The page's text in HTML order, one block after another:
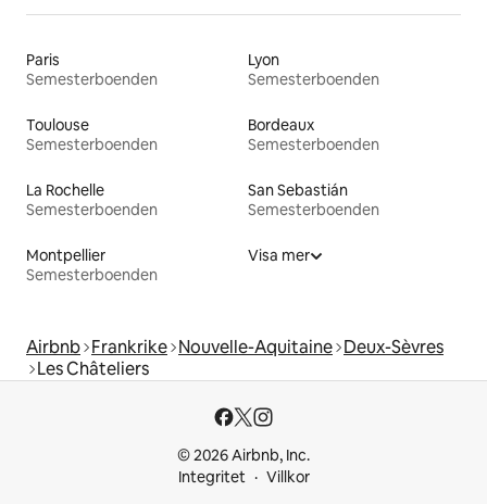
Paris
Semesterboenden
Lyon
Semesterboenden
Toulouse
Semesterboenden
Bordeaux
Semesterboenden
La Rochelle
Semesterboenden
San Sebastián
Semesterboenden
Montpellier
Semesterboenden
Visa mer
Airbnb Frankrike Nouvelle-Aquitaine Deux-Sèvres
Les Châteliers
© 2026 Airbnb, Inc.
Integritet
Villkor